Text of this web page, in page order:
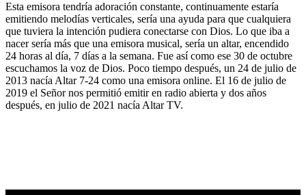
Esta emisora tendría adoración constante, continuamente estaría
emitiendo melodías verticales, sería una ayuda para que cualquiera
que tuviera la intención pudiera conectarse con Dios. Lo que iba a
nacer sería más que una emisora musical, sería un altar, encendido
24 horas al día, 7 días a la semana. Fue así como ese 30 de octubre
escuchamos la voz de Dios. Poco tiempo después, un 24 de julio de
2013 nacía Altar 7-24 como una emisora online. El 16 de julio de
2019 el Señor nos permitió emitir en radio abierta y dos años
después, en julio de 2021 nacía Altar TV.